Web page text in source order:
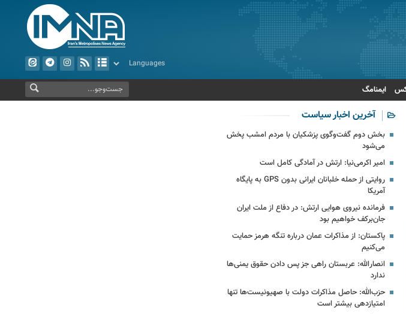
ایمنامگ
آخرین اخبار سیاست
بخش دوم گفت‌وگوی پزشکیان با مردم امشب پخش
می‌شود
امیر اکرمی‌نیا: ارتش در آمادگی کامل است
روایتی از حمله خلبانان ایرانی بدون GPS به پایگاه
آمریکا
فرمانده نیروی هوایی ارتش: در دفاع از ملت ایران
جان‌برکف خواهیم بود
پاکستان: از مذاکرات عمان درباره تنگه هرمز حمایت
می‌کنیم
انصارالله: عربستان راهی جز پس دادن حقوق یمنی‌ها
ندارد
حزب‌الله: حاصل مذاکرات دولت با صهیونیست‌ها تنها
امتیازدهی‌ بیشتر است